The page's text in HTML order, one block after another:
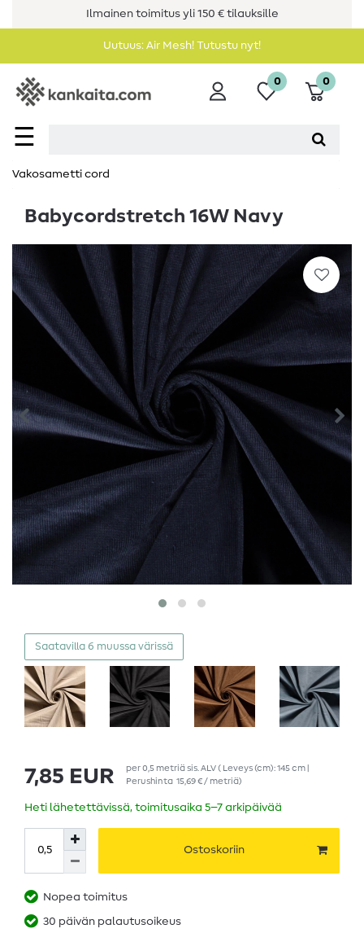
Ilmainen toimitus yli 150 € tilauksille
Uutuus: Air Mesh! Tutustu nyt!
☰
0 0
Vakosametti cord
Babycordstretch 16W Navy
Saatavilla 6 muussa värissä
7,85 EUR per0,5 metriäsis. ALV( Leveys (cm): 145 cm |
Perushinta 15,69 € / metriä)
Heti lähetettävissä, toimitusaika 5–7 arkipäivää
Ostoskoriin
Nopea toimitus
30 päivän palautusoikeus